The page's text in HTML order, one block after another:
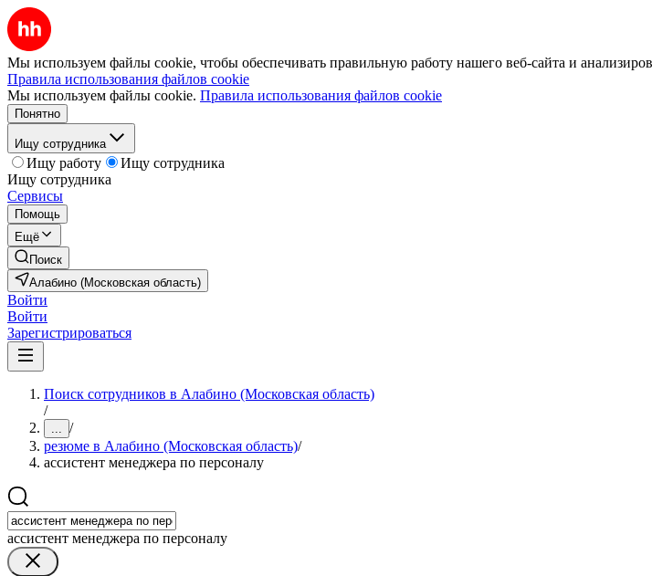
Мы используем файлы cookie, чтобы обеспечивать правильную работу нашего веб-сайта и
Правила использования файлов cookie
Мы используем файлы cookie. Правила использования файлов cookie
Понятно
Ищу сотрудника
Ищу работу
Ищу сотрудника
Ищу сотрудника
Сервисы
Помощь
Ещё
Поиск
Алабино (Московская область)
Войти
Войти
Зарегистрироваться
Поиск сотрудников в Алабино (Московская область)
/
... /
резюме в Алабино (Московская область)/
ассистент менеджера по персоналу
ассистент менеджера по персоналу